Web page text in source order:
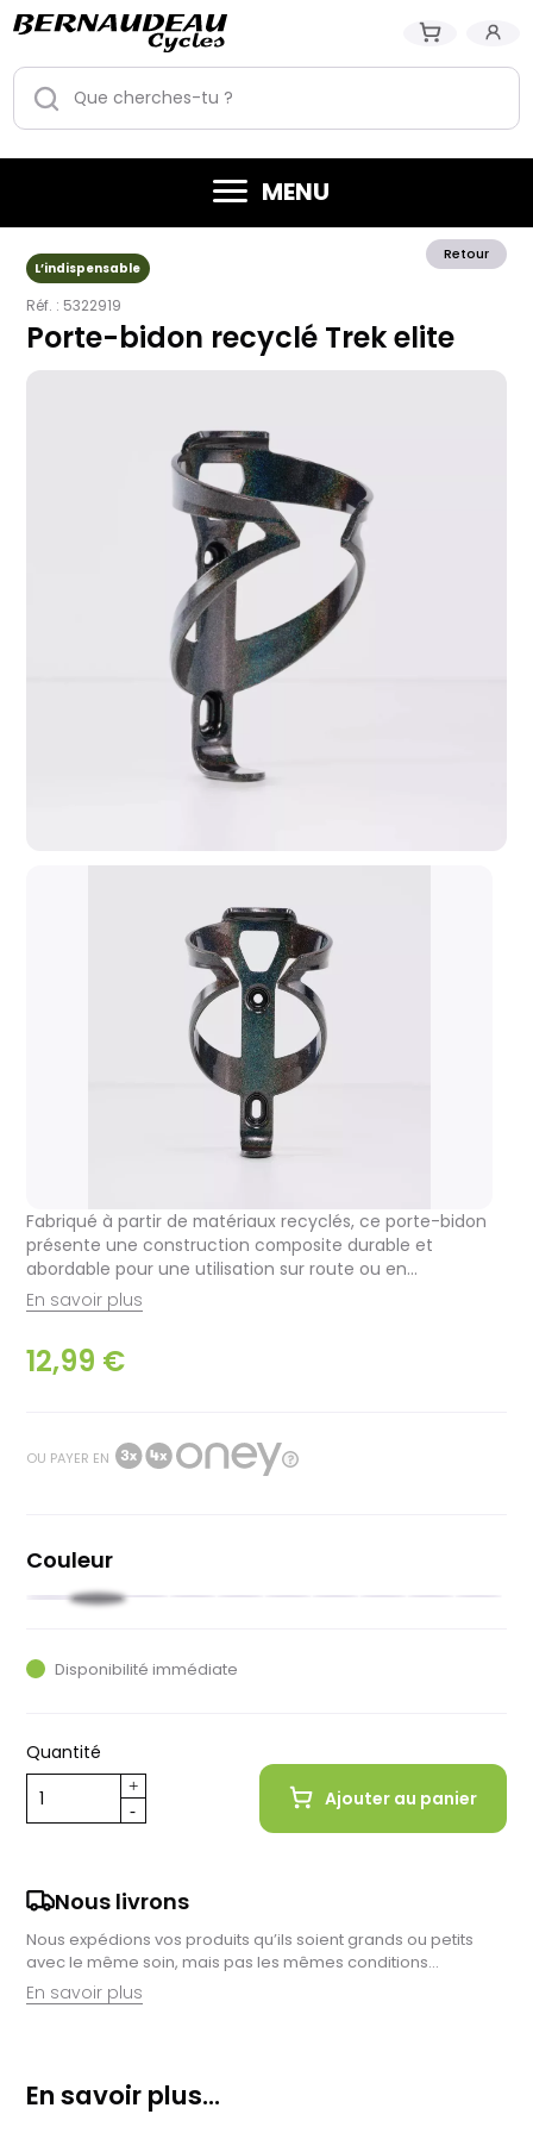
MENU
Retour
L’indispensable
Réf. : 5322919
Porte-bidon recyclé Trek elite
Fabriqué à partir de matériaux recyclés, ce porte-bidon
présente une construction composite durable et
abordable pour une utilisation sur route ou en...
En savoir plus
12,99 €
OU PAYER EN
Couleur
Noir
Noir
Rouge
Bleu
Disponibilité immédiate
Quantité
Ajouter au panier
Nous livrons
Nous expédions vos produits qu’ils soient grands ou petits
avec le même soin, mais pas les mêmes conditions…
En savoir plus
achats à domicile, mais il est encore plus gratifiant de vous
accueillir en magasin. Commandez en ligne et récupérez vos
En savoir plus...